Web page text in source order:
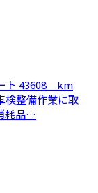
ト 43608 km
検整備作業に取
耗品…